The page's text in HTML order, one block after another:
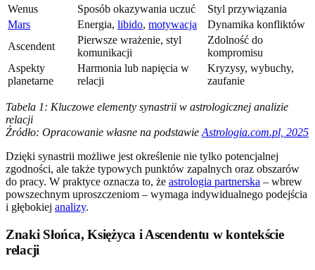
Wenus
Sposób okazywania uczuć
Styl przywiązania
Mars
Energia, libido, motywacja
Dynamika konfliktów
Ascendent
Pierwsze wrażenie, styl
komunikacji
Zdolność do
kompromisu
Aspekty
planetarne
Harmonia lub napięcia w
relacji
Kryzysy, wybuchy,
zaufanie
Tabela 1: Kluczowe elementy synastrii w astrologicznej analizie
relacji
Źródło: Opracowanie własne na podstawie Astrologia.com.pl, 2025
Dzięki synastrii możliwe jest określenie nie tylko potencjalnej
zgodności, ale także typowych punktów zapalnych oraz obszarów
do pracy. W praktyce oznacza to, że astrologia partnerska – wbrew
powszechnym uproszczeniom – wymaga indywidualnego podejścia
i głębokiej analizy.
Znaki Słońca, Księżyca i Ascendentu w kontekście
relacji